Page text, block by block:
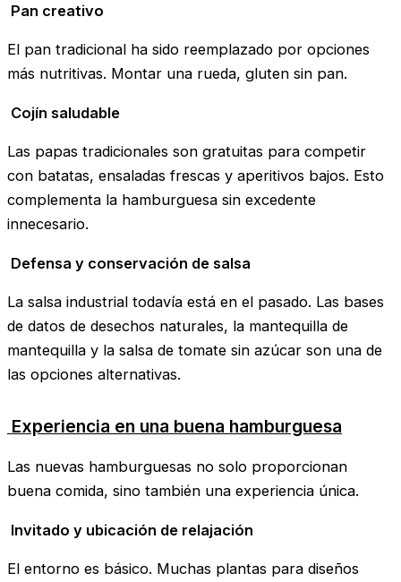
Pan creativo
El pan tradicional ha sido reemplazado por opciones
más nutritivas. Montar una rueda, gluten sin pan.
Cojín saludable
Las papas tradicionales son gratuitas para competir
con batatas, ensaladas frescas y aperitivos bajos. Esto
complementa la hamburguesa sin excedente
innecesario.
Defensa y conservación de salsa
La salsa industrial todavía está en el pasado. Las bases
de datos de desechos naturales, la mantequilla de
mantequilla y la salsa de tomate sin azúcar son una de
las opciones alternativas.
Experiencia en una buena hamburguesa
Las nuevas hamburguesas no solo proporcionan
buena comida, sino también una experiencia única.
Invitado y ubicación de relajación
El entorno es básico. Muchas plantas para diseños